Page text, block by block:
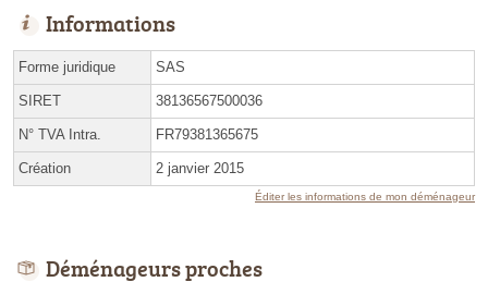
Informations
Forme juridique SAS
SIRET 38136567500036
N° TVA Intra. FR79381365675
Création 2 janvier 2015
Éditer les informations de mon déménageur
Déménageurs proches